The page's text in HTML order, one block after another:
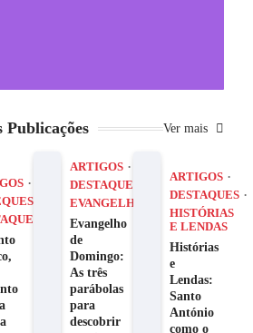
Publicações Ver mais
ARTIGOS
DESTAQUES
EVANGELHO
Evangelho
de
Domingo:
As três
parábolas
para
descobrir
ARTIGOS
DESTAQUES
HISTÓRIAS
E LENDAS
Histórias
e
Lendas:
Santo
António
como o